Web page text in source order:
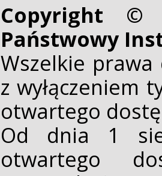
Copyright ©
Państwowy
Wszelkie
z wyłączeniem
otwartego
Od dnia 1
otwartego